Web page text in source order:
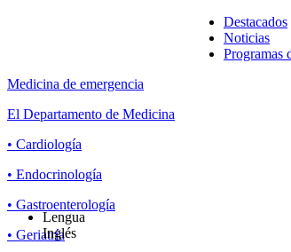
Destacados
Noticias
Programas
Medicina de emergencia
El Departamento de Medicina
• Cardiología
• Endocrinología
• Gastroenterología
• Geriatría
Lengua
Inglés